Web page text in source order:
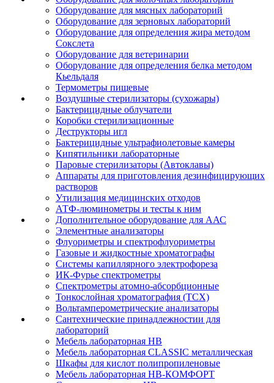
Оборудование для мясных лабораторий
Оборудование для зерновых лабораторий
Оборудование для определения жира методом
Сокслета
Оборудование для ветеринарии
Оборудование для определения белка методом
Кьельдаля
Термометры пищевые
Воздушные стерилизаторы (сухожары)
Бактерицидные облучатели
Коробки стерилизационные
Деструкторы игл
Бактерицидные ультрафиолетовые камеры
Кипятильники лабораторные
Паровые стерилизаторы (Автоклавы)
Аппараты для приготовления дезинфицирующих
растворов
Утилизация медицинских отходов
АТФ-люминометры и тесты к ним
Дополнительное оборудование для ААС
Элементные анализаторы
Флуориметры и спектрофлуориметры
Газовые и жидкостные хроматографы
Системы капиллярного электрофореза
ИК-Фурье спектрометры
Спектрометры атомно-абсорбционные
Тонкослойная хроматография (ТСХ)
Вольтамперометрические анализаторы
Сантехнические принадлежностии для
лабораторий
Мебель лабораторная НВ
Мебель лабораторная CLASSIC металлическая
Шкафы для кислот полипропиленовые
Мебель лабораторная НВ-КОМФОРТ